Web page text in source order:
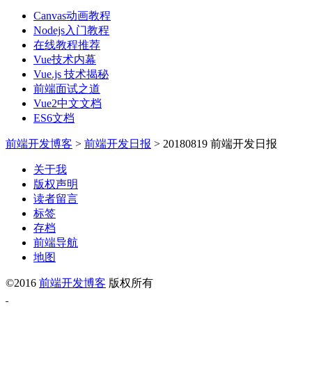
Canvas动画教程
Nodejs入门教程
在线教程推荐
Vue技术内幕
Vue.js 技术揭秘
前端面试之道
Vue2中文文档
ES6文档
前端开发博客 > 前端开发日报 > 20180819 前端开发日报
关于我
版权声明
读者留言
标签
存档
前端导航
地图
©2016 前端开发博客 版权所有